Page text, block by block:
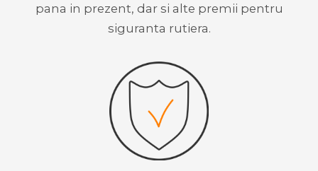
pana in prezent, dar si alte premii pentru
siguranta rutiera.